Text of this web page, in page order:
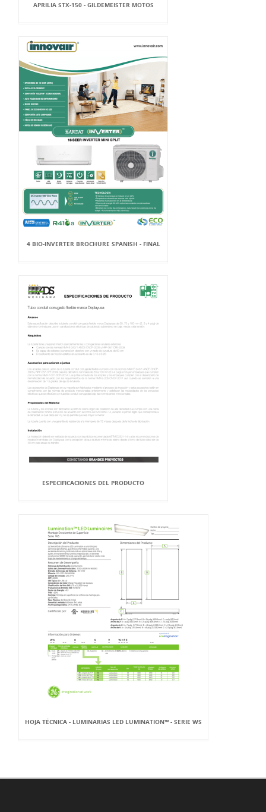
APRILIA STX-150 - GILDEMEISTER MOTOS
4 BIO-INVERTER BROCHURE SPANISH - FINAL
ESPECIFICACIONES DEL PRODUCTO
HOJA TÉCNICA - LUMINARIAS LED LUMINATION™ - SERIE WS